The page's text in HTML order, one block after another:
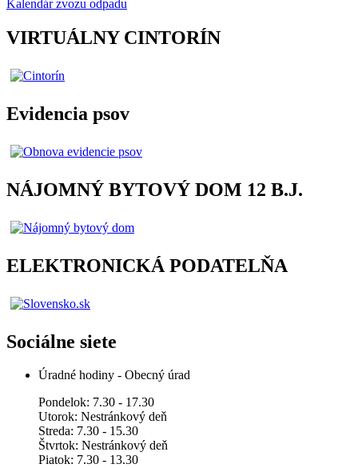
Kalendár zvozu odpadu
VIRTUÁLNY CINTORÍN
Evidencia psov
NÁJOMNÝ BYTOVÝ DOM 12 B.J.
ELEKTRONICKÁ PODATELŇA
Sociálne siete
Úradné hodiny - Obecný úrad
Pondelok: 7.30 - 17.30
Utorok: Nestránkový deň
Streda: 7.30 - 15.30
Štvrtok: Nestránkový deň
Piatok: 7.30 - 13.30